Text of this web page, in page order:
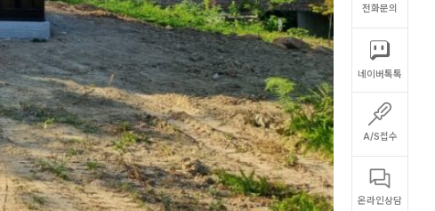
전화문의
네이버톡톡
A/S접수
온라인상담